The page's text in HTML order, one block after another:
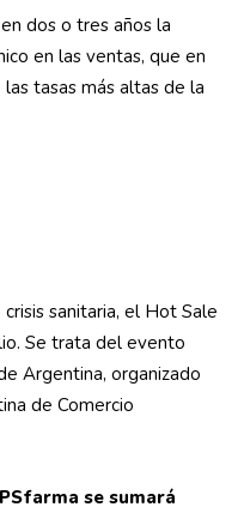
dos o tres años la
en las ventas, que en
tasas más altas de la
sanitaria, el Hot Sale
Se trata del evento
Argentina, organizado
de Comercio
se sumará